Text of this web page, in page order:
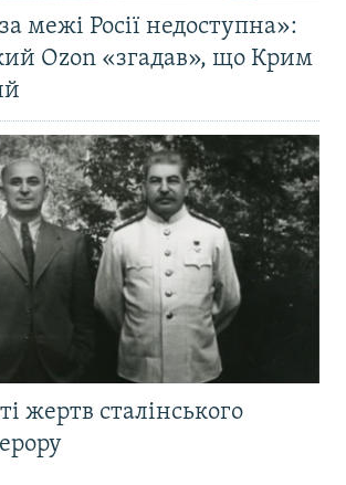
межі Росії недоступна»:
Ozon «згадав», що Крим
жертв сталінського